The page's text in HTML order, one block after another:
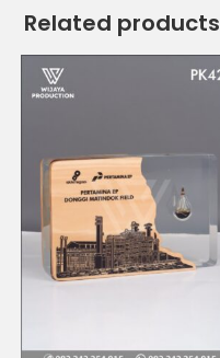
Related products